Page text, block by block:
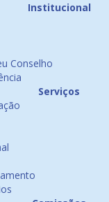
Institucional
Conselho
Serviços